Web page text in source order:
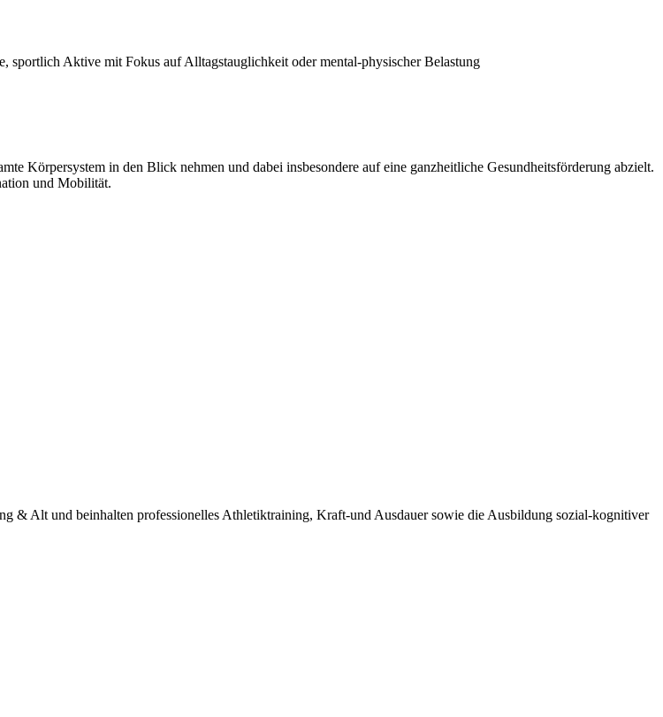
sportlich Aktive mit Fokus auf Alltagstauglichkeit oder mental-physischer Belastung
Körpersystem in den Blick nehmen und dabei insbesondere auf eine ganzheitliche Gesundheitsförderung abzielt.
und Mobilität.
& Alt und beinhalten professionelles Athletiktraining, Kraft-und Ausdauer sowie die Ausbildung sozial-kognitiver